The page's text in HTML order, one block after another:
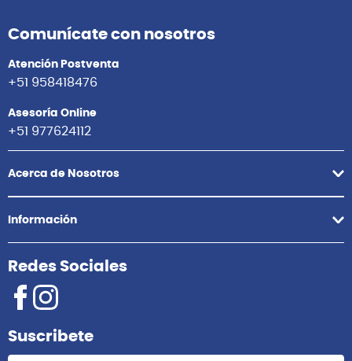
Comunícate con nosotros
Atención Postventa
+51 958418476
Asesoría Online
+51 977624112
Acerca de Nosotros
Información
Redes Sociales
Suscribete